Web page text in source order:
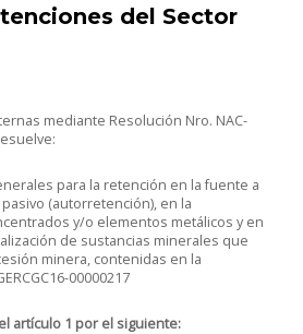
del Sector
mediante Resolución Nro. NAC-
para la retención en la fuente a
(autorretención), en la
y/o elementos metálicos y en
de sustancias minerales que
minera, contenidas en la
00000217
artículo 1 por el siguiente: